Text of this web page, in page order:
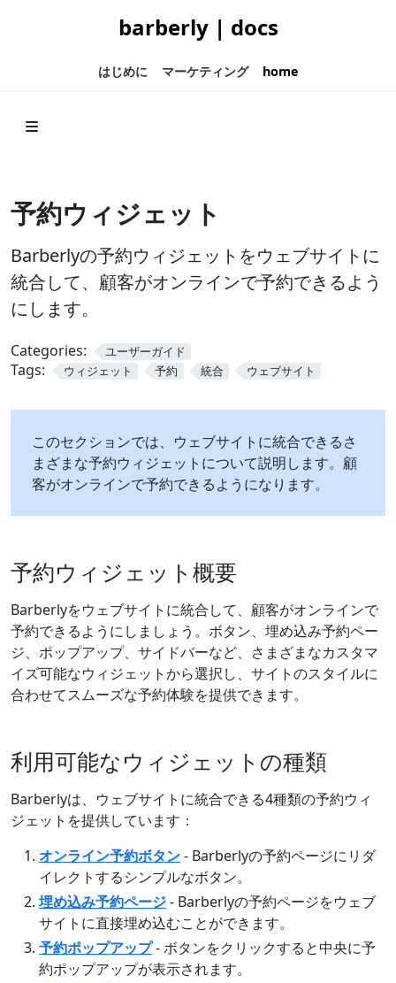
barberly | docs
はじめに マーケティング home
予約ウィジェット
Barberlyの予約ウィジェットをウェブサイトに
統合して、顧客がオンラインで予約できるよう
にします。
Categories: ユーザーガイド
Tags: ウィジェット 予約 統合 ウェブサイト
このセクションでは、ウェブサイトに統合できるさ
まざまな予約ウィジェットについて説明します。顧
客がオンラインで予約できるようになります。
予約ウィジェット概要
Barberlyをウェブサイトに統合して、顧客がオンラインで
予約できるようにしましょう。ボタン、埋め込み予約ペー
ジ、ポップアップ、サイドバーなど、さまざまなカスタマ
イズ可能なウィジェットから選択し、サイトのスタイルに
合わせてスムーズな予約体験を提供できます。
利用可能なウィジェットの種類
Barberlyは、ウェブサイトに統合できる4種類の予約ウィ
ジェットを提供しています：
オンライン予約ボタン- Barberlyの予約ページにリダ
イレクトするシンプルなボタン。
埋め込み予約ページ- Barberlyの予約ページをウェブ
サイトに直接埋め込むことができます。
予約ポップアップ- ボタンをクリックすると中央に予
約ポップアップが表示されます。